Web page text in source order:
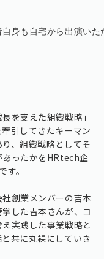
身も自宅から出演い
を支えた組織戦略」
引してきたキーマン
、組織戦略としてそ
あったかをHRtech企
。
創業メンバーの吉本
した吉本さんが、コ
実践した事業戦略と
共に丸裸にしていき